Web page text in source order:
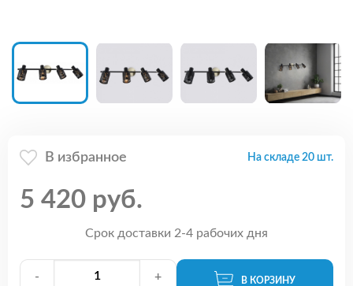
В избранное На складе 20 шт.
5 420 руб.
Срок доставки 2-4 рабочих дня
- + В КОРЗИНУ